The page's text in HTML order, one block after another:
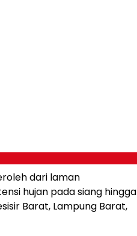
dari laman
hujan pada siang hingga
Barat, Lampung Barat,